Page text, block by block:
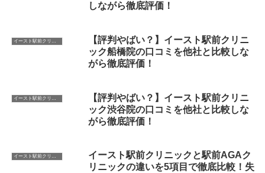
しながら徹底評価！
イースト駅前クリニック
【評判やばい？】イースト駅前クリニ
ック船橋院の口コミを他社と比較しな
がら徹底評価！
イースト駅前クリニック
【評判やばい？】イースト駅前クリニ
ック渋谷院の口コミを他社と比較しな
がら徹底評価！
イースト駅前クリニック
イースト駅前クリニックと駅前AGAク
リニックの違いを5項目で徹底比較！失